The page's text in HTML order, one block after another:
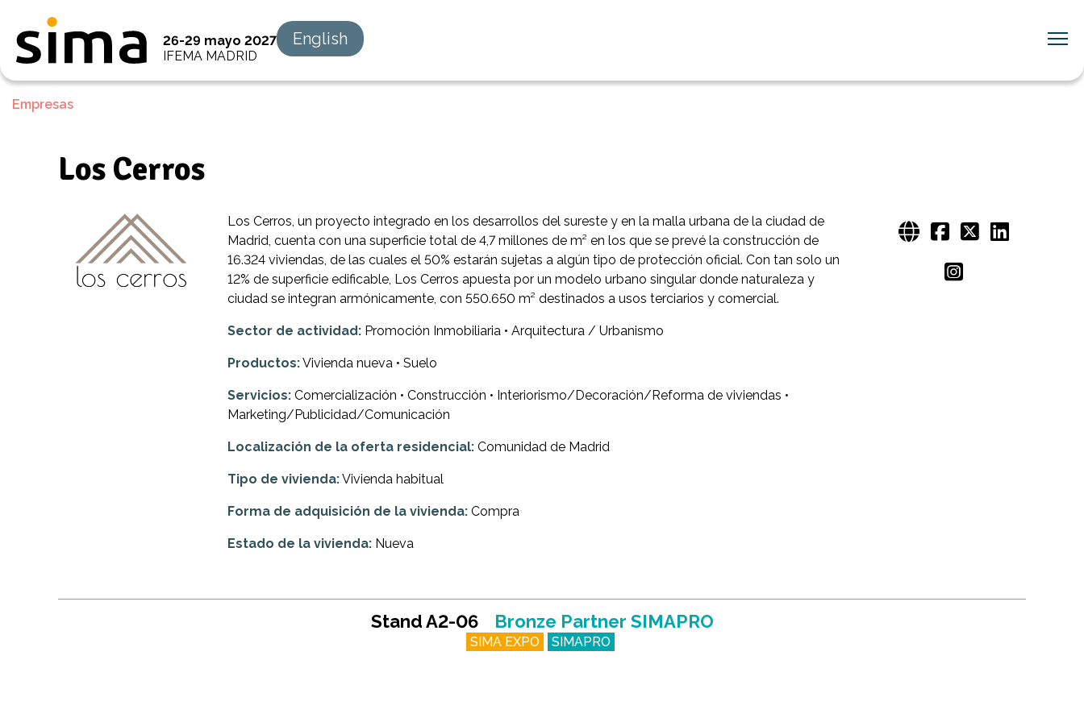
26-29 mayo 2027
IFEMA MADRID
English
Empresas
Los Cerros
Los Cerros, un proyecto integrado en los desarrollos del sureste y en la malla urbana de la ciudad de
Madrid, cuenta con una superficie total de 4,7 millones de m² en los que se prevé la construcción de
16.324 viviendas, de las cuales el 50% estarán sujetas a algún tipo de protección oficial. Con tan solo un
12% de superficie edificable, Los Cerros apuesta por un modelo urbano singular donde naturaleza y
ciudad se integran armónicamente, con 550.650 m² destinados a usos terciarios y comercial.
Sector de actividad: Promoción Inmobiliaria • Arquitectura / Urbanismo
Productos:Vivienda nueva • Suelo
Servicios: Comercialización • Construcción • Interiorismo/Decoración/Reforma de viviendas •
Marketing/Publicidad/Comunicación
Localización de la oferta residencial: Comunidad de Madrid
Tipo de vivienda:Vivienda habitual
Forma de adquisición de la vivienda: Compra
Estado de la vivienda: Nueva
Stand A2-06 Bronze Partner SIMAPRO
SIMA EXPO SIMAPRO